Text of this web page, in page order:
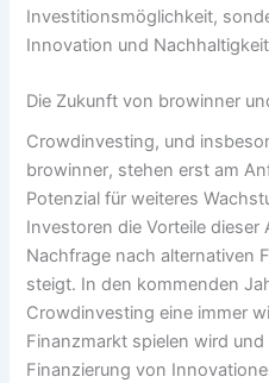
Investitionsmöglichkeit,
Innovation und
Die Zukunft von browinner
Crowdinvesting, und
browinner, stehen erst am
Potenzial für weiteres
Investoren die Vorteile
Nachfrage nach alternativen
steigt. In den kommenden
Crowdinvesting eine immer
Finanzmarkt spielen wird
Finanzierung von